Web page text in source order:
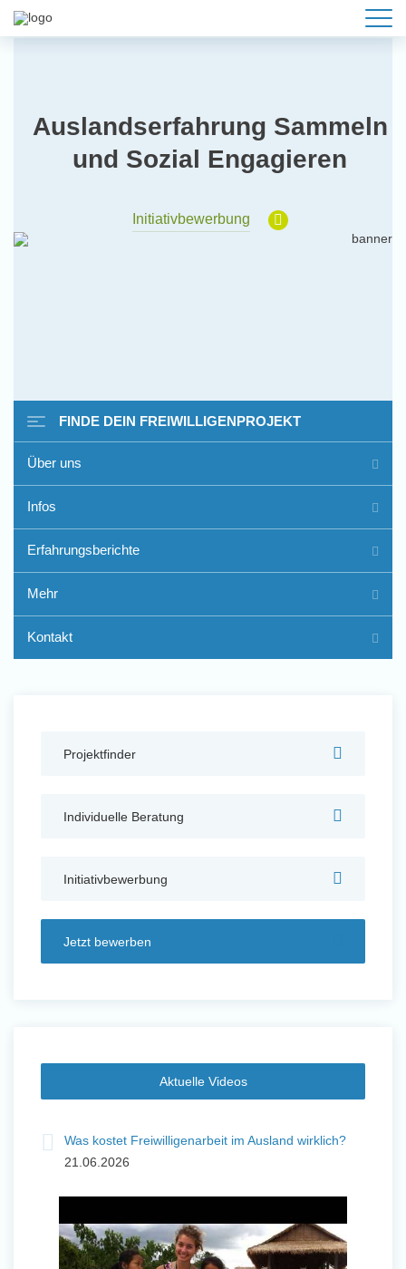
Auslandserfahrung Sammeln
und Sozial Engagieren
Initiativbewerbung
Freiwilligenarbeit im Ausland
- Erfahrungsberichte
und Sozial Engagieren
Initiativbewerbung
und Sozial Engagieren
FINDE DEIN FREIWILLIGENPROJEKT
Über uns
Infos
Erfahrungsberichte
Mehr
Kontakt
Projektfinder
Individuelle Beratung
Initiativbewerbung
Jetzt bewerben
Aktuelle Videos
Was kostet Freiwilligenarbeit im Ausland wirklich?
21.06.2026